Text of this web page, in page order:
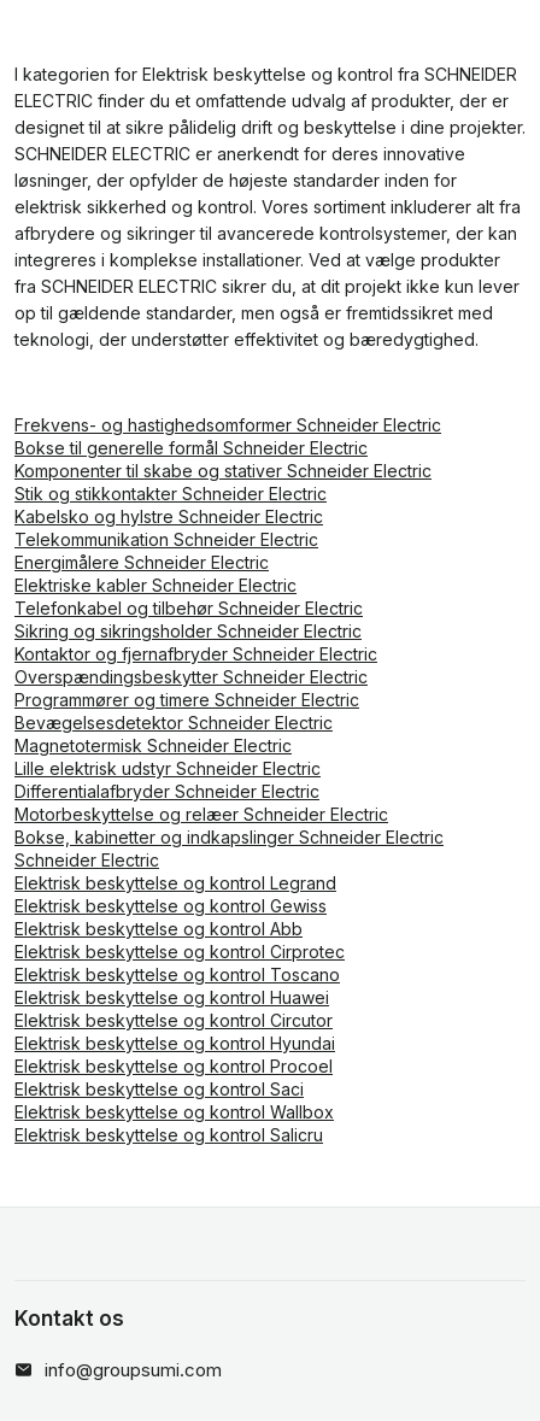
I kategorien for Elektrisk beskyttelse og kontrol fra SCHNEIDER
ELECTRIC finder du et omfattende udvalg af produkter, der er
designet til at sikre pålidelig drift og beskyttelse i dine projekter.
SCHNEIDER ELECTRIC er anerkendt for deres innovative
løsninger, der opfylder de højeste standarder inden for
elektrisk sikkerhed og kontrol. Vores sortiment inkluderer alt fra
afbrydere og sikringer til avancerede kontrolsystemer, der kan
integreres i komplekse installationer. Ved at vælge produkter
fra SCHNEIDER ELECTRIC sikrer du, at dit projekt ikke kun lever
op til gældende standarder, men også er fremtidssikret med
teknologi, der understøtter effektivitet og bæredygtighed.
Frekvens- og hastighedsomformer Schneider Electric
Bokse til generelle formål Schneider Electric
Komponenter til skabe og stativer Schneider Electric
Stik og stikkontakter Schneider Electric
Kabelsko og hylstre Schneider Electric
Telekommunikation Schneider Electric
Energimålere Schneider Electric
Elektriske kabler Schneider Electric
Telefonkabel og tilbehør Schneider Electric
Sikring og sikringsholder Schneider Electric
Kontaktor og fjernafbryder Schneider Electric
Overspændingsbeskytter Schneider Electric
Programmører og timere Schneider Electric
Bevægelsesdetektor Schneider Electric
Magnetotermisk Schneider Electric
Lille elektrisk udstyr Schneider Electric
Differentialafbryder Schneider Electric
Motorbeskyttelse og relæer Schneider Electric
Bokse, kabinetter og indkapslinger Schneider Electric
Schneider Electric
Elektrisk beskyttelse og kontrol Legrand
Elektrisk beskyttelse og kontrol Gewiss
Elektrisk beskyttelse og kontrol Abb
Elektrisk beskyttelse og kontrol Cirprotec
Elektrisk beskyttelse og kontrol Toscano
Elektrisk beskyttelse og kontrol Huawei
Elektrisk beskyttelse og kontrol Circutor
Elektrisk beskyttelse og kontrol Hyundai
Elektrisk beskyttelse og kontrol Procoel
Elektrisk beskyttelse og kontrol Saci
Elektrisk beskyttelse og kontrol Wallbox
Elektrisk beskyttelse og kontrol Salicru
Kontakt os
info@groupsumi.com